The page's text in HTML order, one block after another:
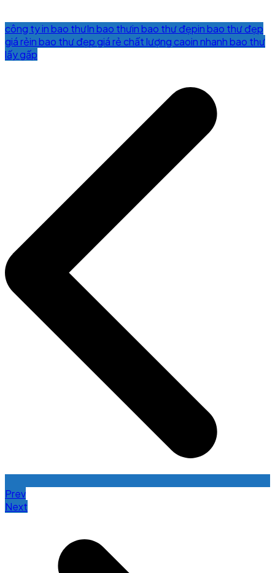
công ty in bao thưIn bao thưin bao thư đẹpin bao thư đẹp
giá rẻin bao thư đẹp giá rẻ chất lượng caoin nhanh bao thư
lấy gấp
Prev
Next